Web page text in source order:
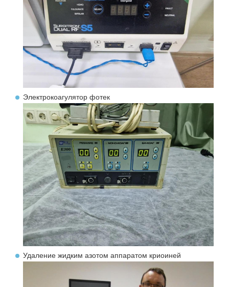
Электрокоагулятор фотек
Удаление жидким азотом аппаратом криоиней